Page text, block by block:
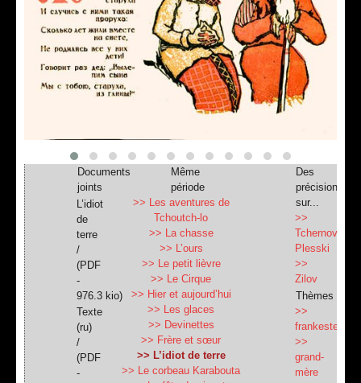
Documents
joints
L’idiot
de
terre
/
(PDF
-
976.3 kio)
Texte
(ru)
/
(PDF
-
Des
précisions
sur...
>>
Tchernov-
Plesski
>>
Zilov
Thèmes
>>
frankestein
>>
grand-
mère
Même
période
>> Les aventures de
Tchoutch-lo
>> La chasse
>> L’ours
>> Le petit lièvre
>> Le Cirque
>> Hier et aujourd’hui
>> Les glaces
>> Devinettes
>> Frère et sœur
>> L’idiot de terre
>> Le corbeau Karabouta